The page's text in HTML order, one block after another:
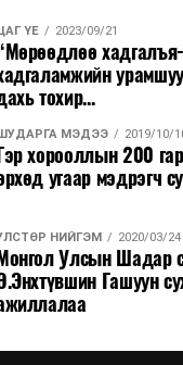
ҮЕ 2023/09/21
тохир...
МЭДЭЭ 2019/10/
Гэр хорооллын 200
угаар мэдрэгч
НИЙГЭМ 2020/03/24
Улсын Шадар
Гашуун